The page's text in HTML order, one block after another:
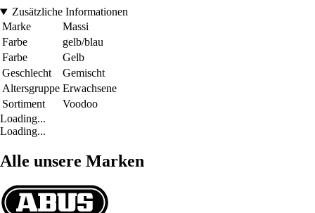
Zusätzliche Informationen
Marke
Massi
Farbe
gelb/blau
Farbe
Gelb
Geschlecht
Gemischt
Altersgruppe Erwachsene
Sortiment
Voodoo
Loading...
Loading...
Alle unsere Marken